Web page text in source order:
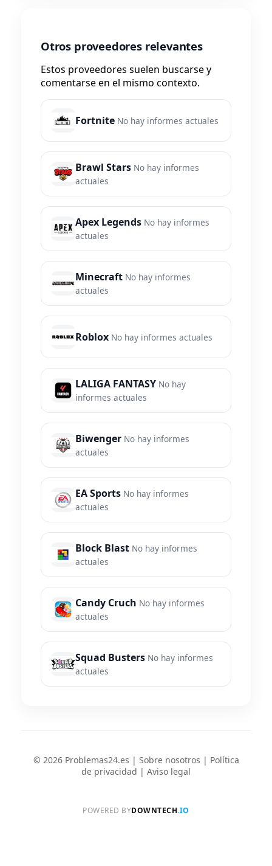
Otros proveedores relevantes
Estos proveedores suelen buscarse y
comentarse en el mismo contexto.
Fortnite No hay informes actuales
Brawl Stars No hay informes
actuales
Apex Legends No hay informes
actuales
Minecraft No hay informes
actuales
Roblox No hay informes actuales
LALIGA FANTASY No hay
informes actuales
Biwenger No hay informes
actuales
EA Sports No hay informes
actuales
Block Blast No hay informes
actuales
Candy Cruch No hay informes
actuales
Squad Busters No hay informes
actuales
© 2026 Problemas24.es | Sobre nosotros | Política
de privacidad | Aviso legal
POWERED BYDOWNTECH.IO